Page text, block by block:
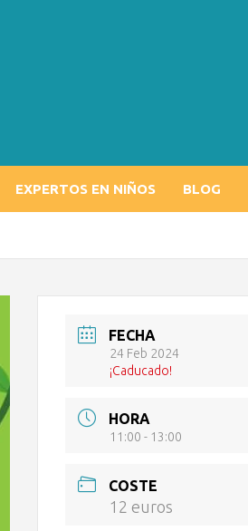
EXPERTOS EN NIÑOS BLOG
FECHA
24 Feb 2024
¡Caducado!
HORA
11:00 - 13:00
COSTE
12 euros